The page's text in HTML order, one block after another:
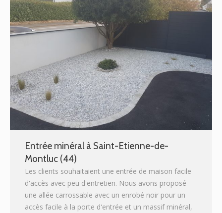
Qui sommes nous
Contact
Blog
Entrée minéral à Saint-Etienne-de-
Montluc (44)
Les clients souhaitaient une entrée de maison facile
d'accès avec peu d'entretien. Nous avons proposé
une allée carrossable avec un enrobé noir pour un
accès facile à la porte d'entrée et un massif minéral,